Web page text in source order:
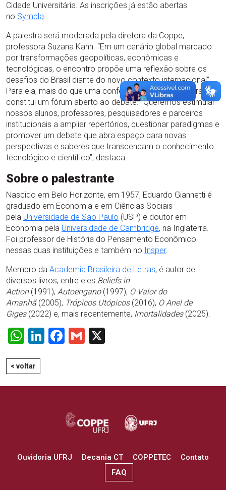
Cidade Universitária. As inscrições já estão abertas
no Sympla.
A palestra será moderada pela diretora da Coppe,
professora Suzana Kahn. “Em um cenário global marcado
por transformações geopolíticas, econômicas e
tecnológicas, o encontro propõe uma reflexão sobre os
desafios do Brasil diante do novo contexto internacional”.
Para ela, mais do que uma conferência, a Aula Inaugural
constitui um fórum aberto ao debate. “Queremos estimular
nossos alunos, professores, pesquisadores e parceiros
institucionais a ampliar repertórios, questionar paradigmas e
promover um debate que abra espaço para novas
perspectivas e saberes que transcendam o conhecimento
tecnológico e científico”, destaca.
Sobre o palestrante
Nascido em Belo Horizonte, em 1957, Eduardo Giannetti é
graduado em Economia e em Ciências Sociais
pela Universidade de São Paulo (USP) e doutor em
Economia pela Universidade de Cambridge, na Inglaterra.
Foi professor de História do Pensamento Econômico
nessas duas instituições e também no Insper.
Membro da Academia Brasileira de Letras, é autor de
diversos livros, entre eles Beliefs in
Action(1991), Autoengano(1997), O Valor do
Amanhã(2005), Trópicos Utópicos(2016), O Anel de
Giges(2022) e, mais recentemente, Imortalidades(2025).
WhatsApp
LinkedIn
Facebook
Gmail
< voltar
Ouvidoria UFRJ Decania CT COPPETEC
Contato
FAQ